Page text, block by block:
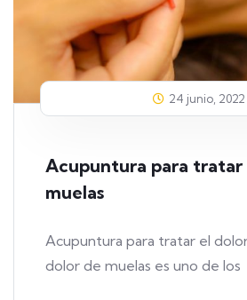
24 junio, 2022
Acupuntura para tratar
muelas
Acupuntura para tratar el
dolor de muelas es uno de los